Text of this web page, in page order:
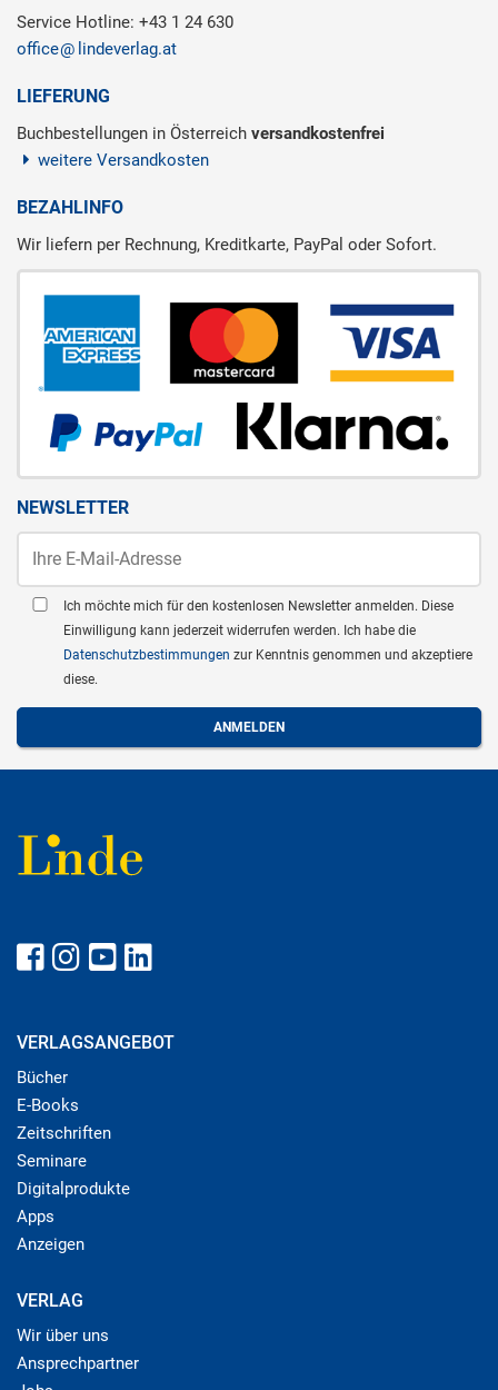
Service Hotline: +43 1 24 630
office
lindeverlag.at
LIEFERUNG
Buchbestellungen in Österreich versandkostenfrei
weitere Versandkosten
BEZAHLINFO
Wir liefern per Rechnung, Kreditkarte, PayPal oder Sofort.
NEWSLETTER
Ich möchte mich für den kostenlosen Newsletter anmelden. Diese
Einwilligung kann jederzeit widerrufen werden. Ich habe die
Datenschutzbestimmungen zur Kenntnis genommen und akzeptiere
diese.
VERLAGSANGEBOT
Bücher
E-Books
Zeitschriften
Seminare
Digitalprodukte
Apps
Anzeigen
VERLAG
Wir über uns
Ansprechpartner